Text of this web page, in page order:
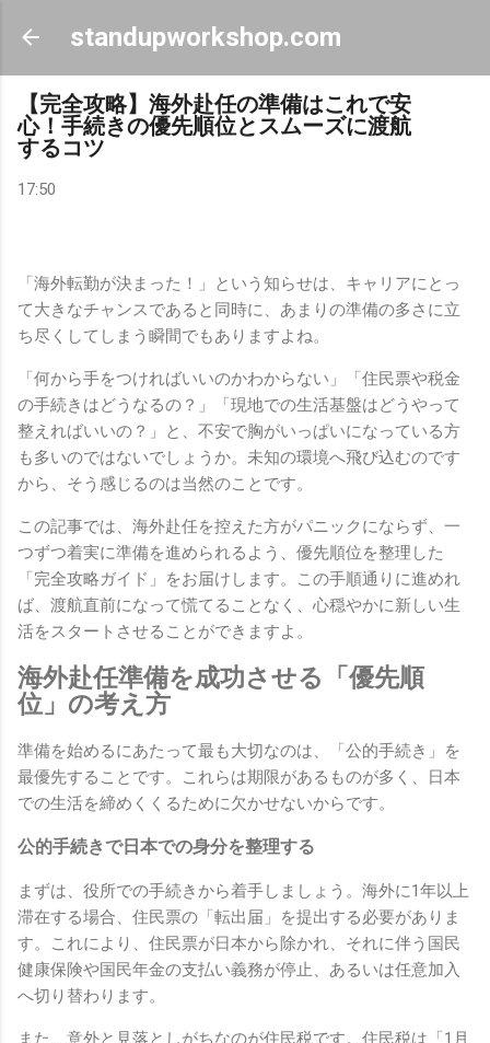
スキップしてメイン コンテンツに移動
standupworkshop.com
【完全攻略】海外赴任の準備はこれで安
心！手続きの優先順位とスムーズに渡航
するコツ
17:50
「海外転勤が決まった！」という知らせは、キャリアにとっ
て大きなチャンスであると同時に、あまりの準備の多さに立
ち尽くしてしまう瞬間でもありますよね。
「何から手をつければいいのかわからない」「住民票や税金
の手続きはどうなるの？」「現地での生活基盤はどうやって
整えればいいの？」と、不安で胸がいっぱいになっている方
も多いのではないでしょうか。未知の環境へ飛び込むのです
から、そう感じるのは当然のことです。
この記事では、海外赴任を控えた方がパニックにならず、一
つずつ着実に準備を進められるよう、優先順位を整理した
「完全攻略ガイド」をお届けします。この手順通りに進めれ
ば、渡航直前になって慌てることなく、心穏やかに新しい生
活をスタートさせることができますよ。
海外赴任準備を成功させる「優先順
位」の考え方
準備を始めるにあたって最も大切なのは、「公的手続き」を
最優先することです。これらは期限があるものが多く、日本
での生活を締めくくるために欠かせないからです。
公的手続きで日本での身分を整理する
まずは、役所での手続きから着手しましょう。海外に1年以上
滞在する場合、住民票の「転出届」を提出する必要がありま
す。これにより、住民票が日本から除かれ、それに伴う国民
健康保険や国民年金の支払い義務が停止、あるいは任意加入
へ切り替わります。
また、意外と見落としがちなのが住民税です。住民税は「1月